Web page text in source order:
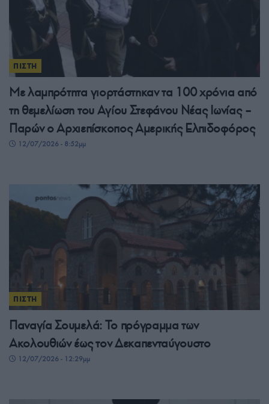
ΠΙΣΤΗ
Με λαμπρότητα γιορτάστηκαν τα 100 χρόνια από
τη θεμελίωση του Αγίου Στεφάνου Νέας Ιωνίας –
Παρών ο Αρχιεπίσκοπος Αμερικής Ελπιδοφόρος
12/07/2026 - 8:52μμ
ΠΙΣΤΗ
Παναγία Σουμελά: Το πρόγραμμα των
Ακολουθιών έως τον Δεκαπενταύγουστο
12/07/2026 - 12:29μμ